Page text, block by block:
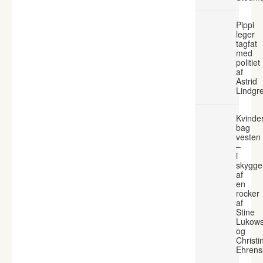
Pippi
leger
tagfat
med
politiet
af
Astrid
bag
vesten
–
i
af
en
rocker
af
Stine
og